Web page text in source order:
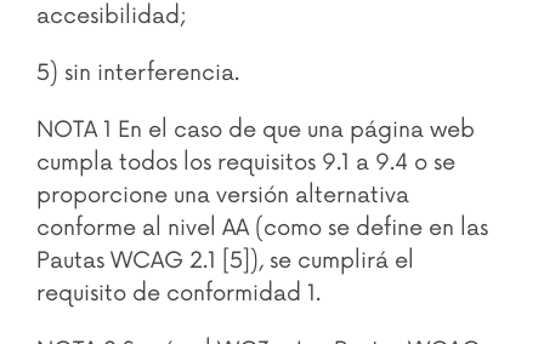
accesibilidad;
5) sin interferencia.
NOTA 1 En el caso de que una página web
cumpla todos los requisitos 9.1 a 9.4 o se
proporcione una versión alternativa
conforme al nivel AA (como se define en las
Pautas WCAG 2.1 [5]), se cumplirá el
requisito de conformidad 1.